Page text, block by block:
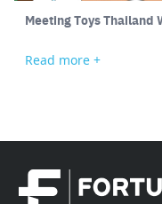
Meeting Toys Thailand
Read more +